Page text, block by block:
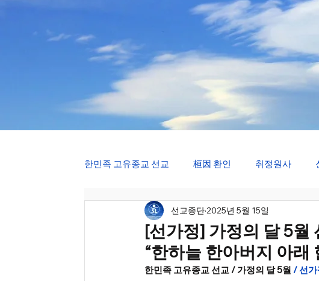
한민족 고유종교 선교 桓因 환인 취정원사
仙道 한국선도 仙學 선교강원
삼일절 민족강좌 광복절 교화천제 선림원
[선가정] 가정의 달 5월
“한하늘 한아버지 아래
선교종단 2025년 5월 15일
한민족 고유종교 선교 / 가정의 달 5월 / 선가